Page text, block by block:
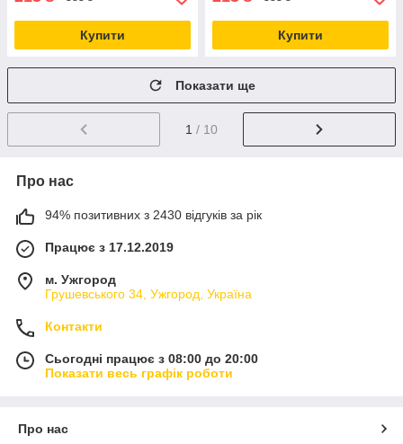
Купити Купити
Показати ще
1 / 10
Про нас
94% позитивних з 2430 відгуків за рік
Працює з 17.12.2019
м. Ужгород
Грушевського 34, Ужгород, Україна
Контакти
Сьогодні працює з 08:00 до 20:00
Показати весь графік роботи
Про нас